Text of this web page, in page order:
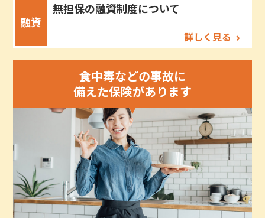
融資
無担保の融資制度について
詳しく見る
食中毒などの事故に
備えた保険があります